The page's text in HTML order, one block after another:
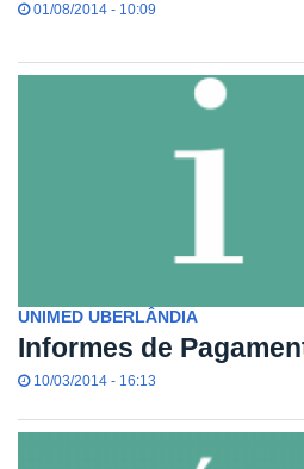
01/08/2014 - 10:09
UNIMED UBERLÂNDIA
Informes de
10/03/2014 - 16:13